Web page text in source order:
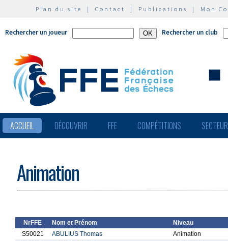
Plan du site | Contact | Publications | Mon
Rechercher un joueur Rechercher un club
ACCUEIL DÉCOUVRIR FFE COMPÉTITIONS
Animation
NrFFE Nom et Prénom
Niveau
S50021
ABULIUS Thomas
Animation